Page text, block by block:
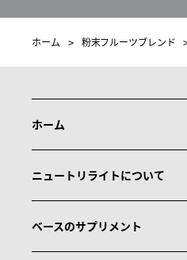
ホーム 粉末フルーツブレンド
ホーム
ニュートリライトについて
ベースのサプリメント